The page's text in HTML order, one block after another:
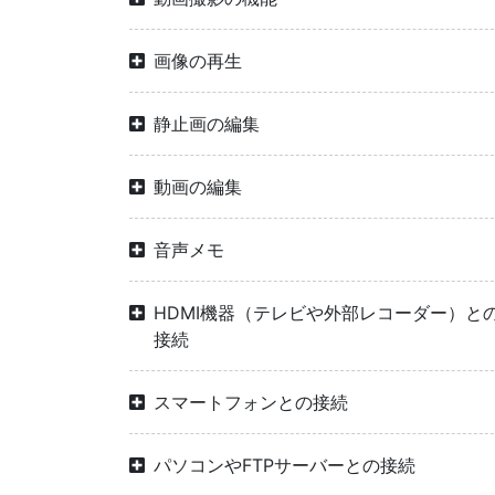
画像の再生
静止画の編集
動画の編集
音声メモ
HDMI機器（テレビや外部レコーダー）と
接続
スマートフォンとの接続
パソコンやFTPサーバーとの接続